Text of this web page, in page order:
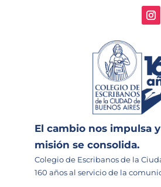
El cambio nos impulsa
misión se consolida.
Colegio de Escribanos de la
160 años al servicio de la